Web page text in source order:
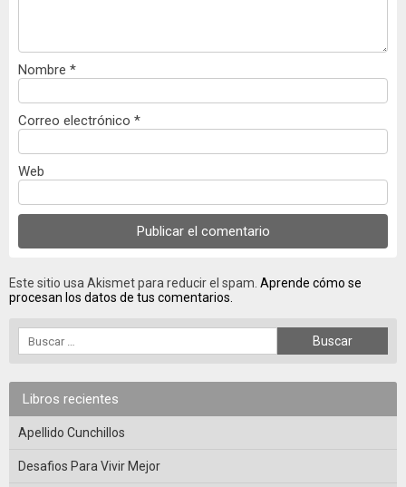
Nombre *
Correo electrónico *
Web
Este sitio usa Akismet para reducir el spam. Aprende cómo se
procesan los datos de tus comentarios.
Libros recientes
Apellido Cunchillos
Desafios Para Vivir Mejor